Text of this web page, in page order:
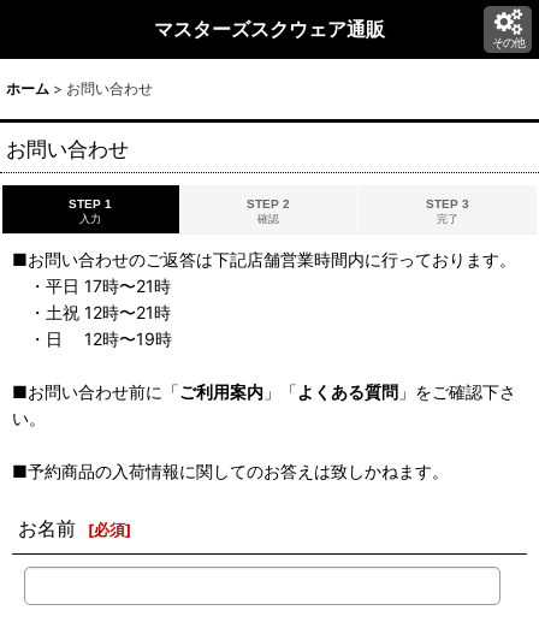
マスターズスクウェア通販
その他
ホーム > お問い合わせ
お問い合わせ
STEP 1
入力
STEP 2
確認
STEP 3
完了
■お問い合わせのご返答は下記店舗営業時間内に行っております。
・平日 17時〜21時
・土祝 12時〜21時
・日 12時〜19時
■お問い合わせ前に「ご利用案内 」「よくある質問 」をご確認下さ
い。
■予約商品の入荷情報に関してのお答えは致しかねます。
お名前 [必須]